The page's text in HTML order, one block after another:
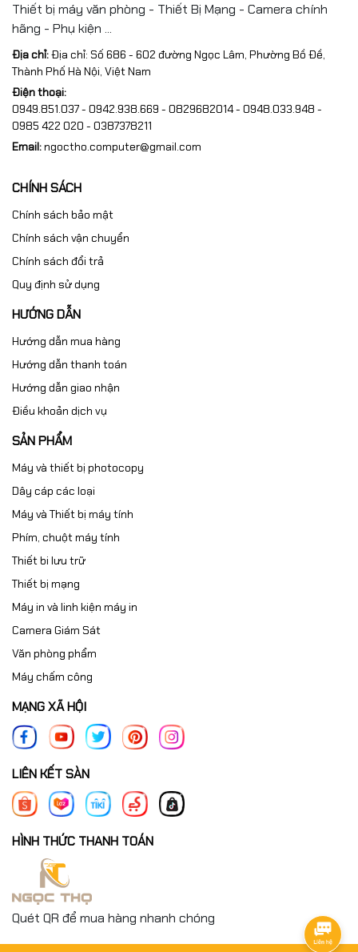
Thiết bị máy văn phòng - Thiết Bị Mạng - Camera chính
hãng - Phụ kiện ...
Địa chỉ:Địa chỉ: Số 686 - 602 đường Ngọc Lâm, Phường Bồ Đề,
Thành Phố Hà Nội, Việt Nam
Điện thoại:
0949.851.037 - 0942.938.669 - 0829682014 - 0948.033.948 -
0985 422 020 - 0387378211
Email:ngoctho.computer@gmail.com
CHÍNH SÁCH
Chính sách bảo mật
Chính sách vận chuyển
Chính sách đổi trả
Quy định sử dụng
HƯỚNG DẪN
Hướng dẫn mua hàng
Hướng dẫn thanh toán
Hướng dẫn giao nhận
Điều khoản dịch vụ
SẢN PHẨM
Máy và thiết bị photocopy
Dây cáp các loại
Máy và Thiết bị máy tính
Phím, chuột máy tính
Thiết bi lưu trữ
Thiết bị mạng
Máy in và linh kiện máy in
Camera Giám Sát
Văn phòng phẩm
Máy chấm công
MẠNG XÃ HỘI
LIÊN KẾT SÀN
HÌNH THỨC THANH TOÁN
Quét QR để mua hàng nhanh chóng